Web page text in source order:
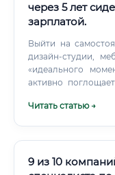
через 5 лет
зарплатой.
Выйти на
дизайн-студии, мебельные
«идеального
активно
профессию без
Читать статью →
9 из 10